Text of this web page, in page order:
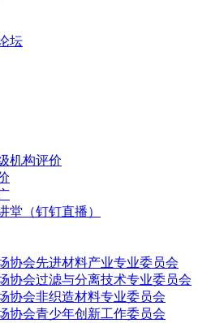
坛
机构评价
堂（钉钉直播）
协会先进材料产业专业委员会
协会过滤与分离技术专业委员会
协会非织造材料专业委员会
协会青少年创新工作委员会